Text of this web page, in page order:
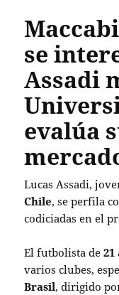
se
Assadi
evalúa
Lucas Assadi,
Chile, se perfila
codiciadas en el
El futbolista de21
varios clubes,
Brasil, dirigido